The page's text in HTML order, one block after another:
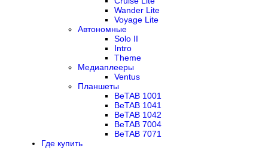
Wander Lite
Voyage Lite
Автономные
Solo II
Intro
Theme
Медиаплееры
Ventus
Планшеты
BeTAB 1001
BeTAB 1041
BeTAB 1042
BeTAB 7004
BeTAB 7071
Где купить